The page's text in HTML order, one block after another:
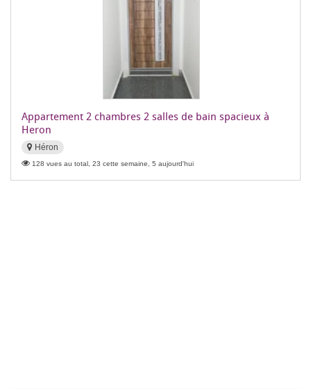
Appartement 2 chambres 2 salles de bain spacieux à
Heron
Héron
128 vues au total, 23 cette semaine, 5 aujourd'hui